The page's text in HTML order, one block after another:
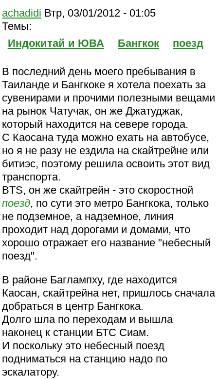
achadidi Втр, 03/01/2012 - 01:05
Темы:
Индокитай и ЮВА
Бангкок поезд
В последний день моего пребывания в
Таиланде и Бангкоке я хотела поехать за
сувенирами и прочими полезными вещами
на рынок Чатучак, он же Джатуджак,
который находится на севере города.
С Каосана туда можно ехать на автобусе,
но я не разу не ездила на скайтрейне или
битиэс, поэтому решила освоить этот вид
транспорта.
BTS, он же скайтрейн - это скоростной
поезд, по сути это метро Бангкока, только
не подземное, а надземное, линия
проходит над дорогами и домами, что
хорошо отражает его название "небесный
поезд".
В районе Баглампху, где находится
Каосан, скайтрейна нет, пришлось сначала
добраться в центр Бангкока.
Долго шла по переходам и вышла
наконец к станции БТС Сиам.
И поскольку это небесный поезд
подниматься на станцию надо по
эскалатору.